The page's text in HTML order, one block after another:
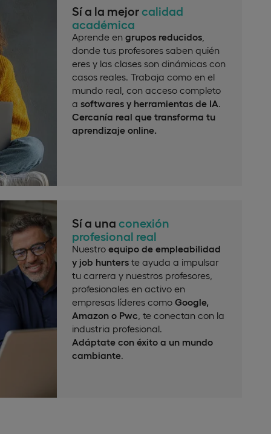
Sí a la mejorcalidad
académica
Aprende en grupos reducidos
donde tus profesores saben quién
eres y las clases son dinámicas con
casos reales. Trabaja como en el
mundo real, con acceso completo
a softwares y herramientas de IA.
Cercanía real que transforma tu
aprendizaje online.
Sí a una conexión
profesional real
Nuestro equipo de empleabilidad
y job hunters te ayuda a impulsar
tu carrera y nuestros profesores,
profesionales en activo en
empresas líderes como Google,
Amazon o Pwc , te conectan con la
industria profesional.
Adáptate con éxito a un mundo
cambiante.